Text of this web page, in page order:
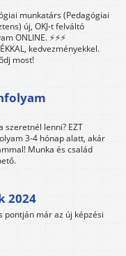
munkatárs (Pedagógiai
új, OKJ-t felváltó
ONLINE. ⚡⚡⚡
kedvezményekkel.
most!
szeretnél lenni? EZT
3-4 hónap alatt, akár
Munka és család
2024
pontján már az új képzési